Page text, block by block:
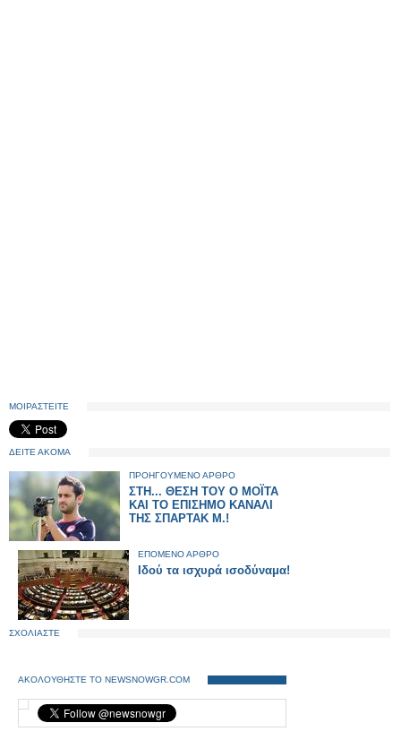
ΜΟΙΡΑΣΤΕΙΤΕ
ΔΕΙΤΕ ΑΚΟΜΑ
ΠΡΟΗΓΟΥΜΕΝΟ ΑΡΘΡΟ
ΣΤΗ... ΘΕΣΗ ΤΟΥ Ο ΜΟΪΤΑ
ΚΑΙ ΤΟ ΕΠΙΣΗΜΟ ΚΑΝΑΛΙ
ΤΗΣ ΣΠΑΡΤΑΚ Μ.!
ΕΠΟΜΕΝΟ ΑΡΘΡΟ
Ιδού τα ισχυρά ισοδύναμα!
ΣΧΟΛΙΑΣΤΕ
ΑΚΟΛΟΥΘΗΣΤΕ ΤΟ NEWSNOWGR.COM